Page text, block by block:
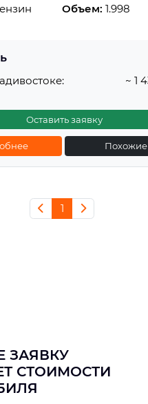
Объем: 1.998
~ 1
Оставить заявку
Похожие
1
ЗАЯВКУ
СТОИМОСТИ